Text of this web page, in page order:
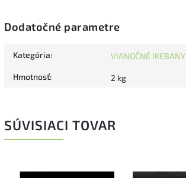
Dodatočné parametre
Kategória: VIANOČNÉ IKEBANY
Hmotnosť: 2 kg
SÚVISIACI TOVAR